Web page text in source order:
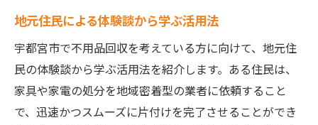
地元住民による体験談から学ぶ活用法
宇都宮市で不用品回収を考えている方に向けて、地元住
民の体験談から学ぶ活用法を紹介します。ある住民は、
家具や家電の処分を地域密着型の業者に依頼すること
で、迅速かつスムーズに片付けを完了させることができ